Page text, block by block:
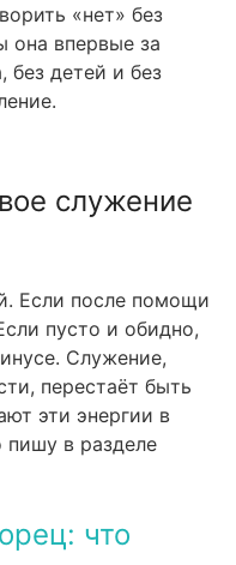
«нет» без
она впервые за
без детей и без
служение
Если после помощи
пусто и обидно,
Служение,
перестаёт быть
эти энергии в
пишу в разделе
что